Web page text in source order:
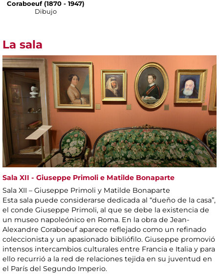
Coraboeuf (1870 - 1947)
Dibujo
La sala
Sala XII - Giuseppe Primoli e Matilde Bonaparte
Sala XII – Giuseppe Primoli y Matilde Bonaparte
Esta sala puede considerarse dedicada al “dueño de la casa”,
el conde Giuseppe Primoli, al que se debe la existencia de
un museo napoleónico en Roma. En la obra de Jean-
Alexandre Coraboeuf aparece reflejado como un refinado
coleccionista y un apasionado bibliófilo. Giuseppe promovió
intensos intercambios culturales entre Francia e Italia y para
ello recurrió a la red de relaciones tejida en su juventud en
el París del Segundo Imperio.